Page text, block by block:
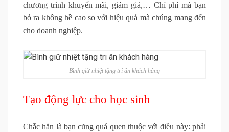
chương trình khuyến mãi, giảm giá,… Chí phí mà bạn
bỏ ra không hề cao so với hiệu quả mà chúng mang đến
cho doanh nghiệp.
Bình giữ nhiệt tặng tri ân khách hàng
Tạo động lực cho học sinh
Chắc hẳn là bạn cũng quá quen thuộc với điều này: phải